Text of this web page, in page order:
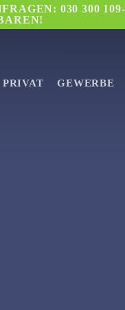
030 300
PRIVAT GEWERBE